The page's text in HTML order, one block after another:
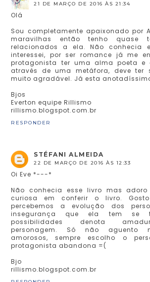
21 DE MARÇO DE 2016 ÀS 21:34
Olá
Sou completamente apaixonado por
maravilhas então tenho quase
relacionados a ela. Não conhecia
interessei, por ser romance já me
protagonista ter uma alma poeta e
através de uma metáfora, deve ter
muito agradável. Já esta
Bjos
Everton equipe Rillismo
rillismo.blogspot.com.br
RESPONDER
STÉFANI ALMEIDA
22 DE MARÇO DE 2016 ÀS 12:33
Oi Eve *---*
Não conhecia esse livro mas
curiosa em conferir o livro.
percebemos a evolução dos
insegurança que ela tem se
possibilidades denota
personagem. Só não aguento
amorosos, sempre escolho o
protagonista abandona =(
Bjo
rillismo.blogspot.com.br